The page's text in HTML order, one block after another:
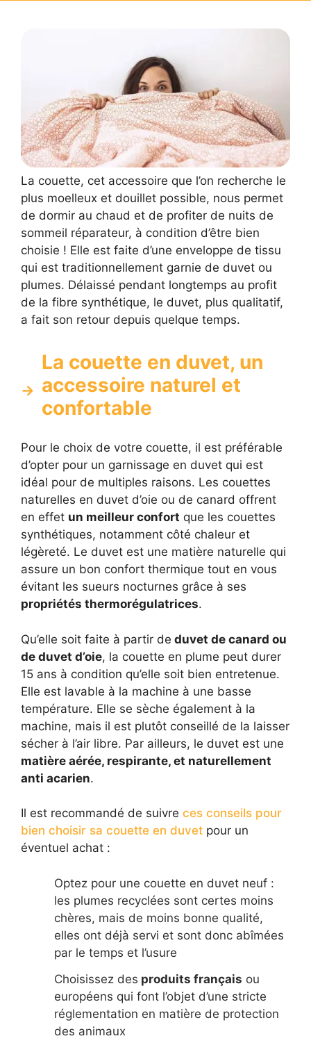
La couette, cet accessoire que l’on recherche le
plus moelleux et douillet possible, nous permet
de dormir au chaud et de profiter de nuits de
sommeil réparateur, à condition d’être bien
choisie ! Elle est faite d’une enveloppe de tissu
qui est traditionnellement garnie de duvet ou
plumes. Délaissé pendant longtemps au profit
de la fibre synthétique, le duvet, plus qualitatif,
a fait son retour depuis quelque temps.
La couette en duvet, un
accessoire naturel et
confortable
Pour le choix de votre couette, il est préférable
d’opter pour un garnissage en duvet qui est
idéal pour de multiples raisons. Les couettes
naturelles en duvet d’oie ou de canard offrent
en effet un meilleur confort que les couettes
synthétiques, notamment côté chaleur et
légèreté. Le duvet est une matière naturelle qui
assure un bon confort thermique tout en vous
évitant les sueurs nocturnes grâce à ses
propriétés thermorégulatrices.
Qu’elle soit faite à partir de duvet de canard ou
de duvet d’oie, la couette en plume peut durer
15 ans à condition qu’elle soit bien entretenue.
Elle est lavable à la machine à une basse
température. Elle se sèche également à la
machine, mais il est plutôt conseillé de la laisser
sécher à l’air libre. Par ailleurs, le duvet est une
matière aérée, respirante, et naturellement
anti acarien.
Il est recommandé de suivre ces conseils pour
bien choisir sa couette en duvet pour un
éventuel achat :
Optez pour une couette en duvet neuf :
les plumes recyclées sont certes moins
chères, mais de moins bonne qualité,
elles ont déjà servi et sont donc abîmées
par le temps et l’usure
Choisissez des produits français ou
européens qui font l’objet d’une stricte
réglementation en matière de protection
des animaux